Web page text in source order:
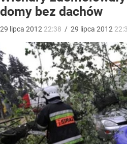
domy bez dachów
29 lipca 2012 22:38 / 29 lipca 2012